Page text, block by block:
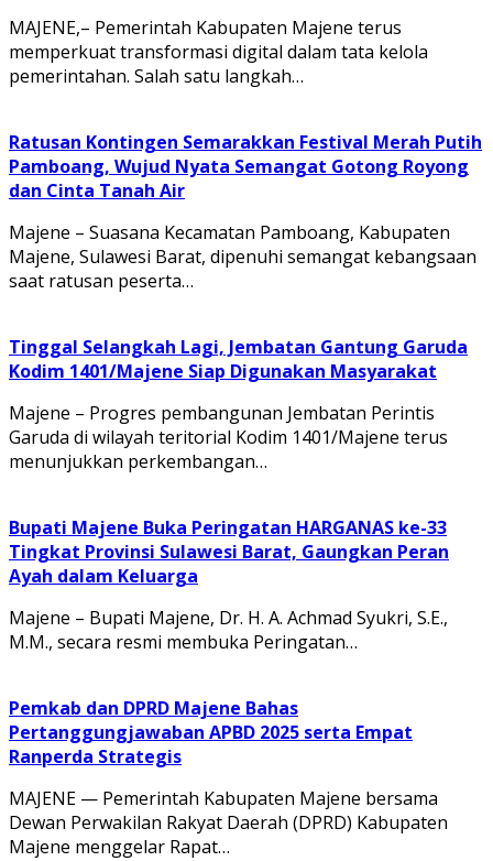
MAJENE,– Pemerintah Kabupaten Majene terus
memperkuat transformasi digital dalam tata kelola
pemerintahan. Salah satu langkah…
Ratusan Kontingen Semarakkan Festival Merah Putih
Pamboang, Wujud Nyata Semangat Gotong Royong
dan Cinta Tanah Air
Majene – Suasana Kecamatan Pamboang, Kabupaten
Majene, Sulawesi Barat, dipenuhi semangat kebangsaan
saat ratusan peserta…
Tinggal Selangkah Lagi, Jembatan Gantung Garuda
Kodim 1401/Majene Siap Digunakan Masyarakat
Majene – Progres pembangunan Jembatan Perintis
Garuda di wilayah teritorial Kodim 1401/Majene terus
menunjukkan perkembangan…
Bupati Majene Buka Peringatan HARGANAS ke-33
Tingkat Provinsi Sulawesi Barat, Gaungkan Peran
Ayah dalam Keluarga
Majene – Bupati Majene, Dr. H. A. Achmad Syukri, S.E.,
M.M., secara resmi membuka Peringatan…
Pemkab dan DPRD Majene Bahas
Pertanggungjawaban APBD 2025 serta Empat
Ranperda Strategis
MAJENE — Pemerintah Kabupaten Majene bersama
Dewan Perwakilan Rakyat Daerah (DPRD) Kabupaten
Majene menggelar Rapat…